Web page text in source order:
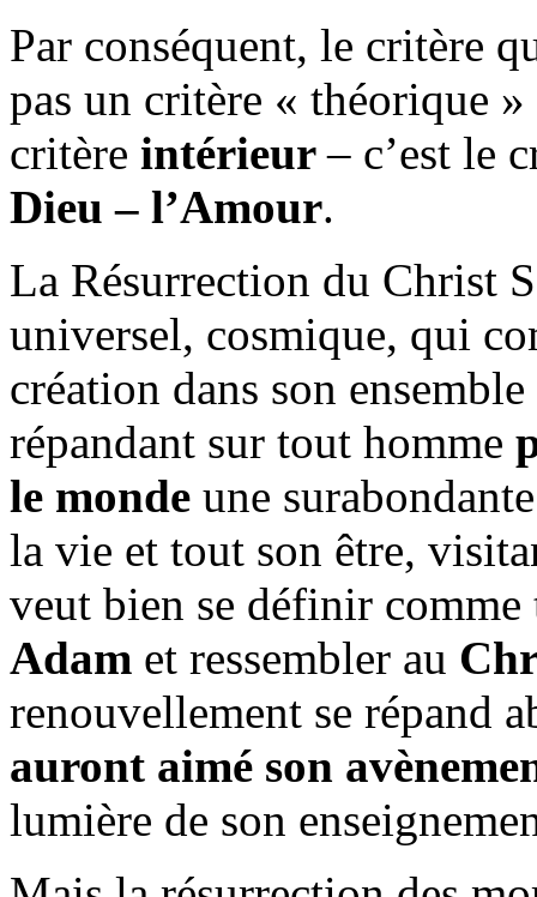
Par conséquent, le critère
pas un critère « théorique
critère intérieur– c’est le
Dieu – l’Amour.
La Résurrection du Christ
universel, cosmique, qui
création dans son
répandant sur tout homme
le monde une
la vie et tout son être,
veut bien se définir
Adam et ressembler au
renouvellement se répand
auront aimé son
lumière de son